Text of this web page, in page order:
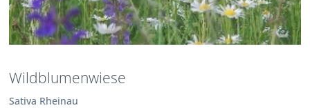
Wildblumenwiese
Sativa Rheinau